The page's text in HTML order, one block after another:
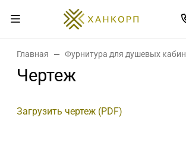
Главная Фурнитура для душевых кабин
Чертеж
Загрузить чертеж (PDF)